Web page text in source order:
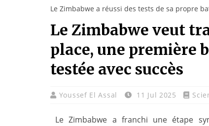
Le Zimbabwe a réussi des tests de sa propre
Le Zimbabwe veut
place, une première
testée avec succès
Youssef El Assal 11 Jul 2025
Le Zimbabwe a franchi une étape